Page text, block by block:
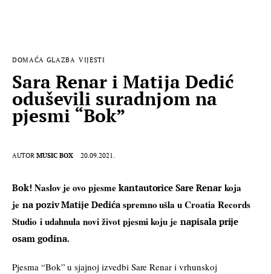
MUSIC BOX
DOMAĆA GLAZBA VIJESTI
Sara Renar i Matija Dedić
oduševili suradnjom na
pjesmi “Bok”
AUTOR MUSIC BOX 20.09.2021.
Bok! Naslov je ovo pjesme kantautorice Sare Renar koja
je na poziv Matije Dedića spremno ušla u Croatia Records
Studio i udahnula novi život pjesmi koju je napisala prije
osam godina.
Pjesma “Bok” u sjajnoj izvedbi Sare Renar i vrhunskoj